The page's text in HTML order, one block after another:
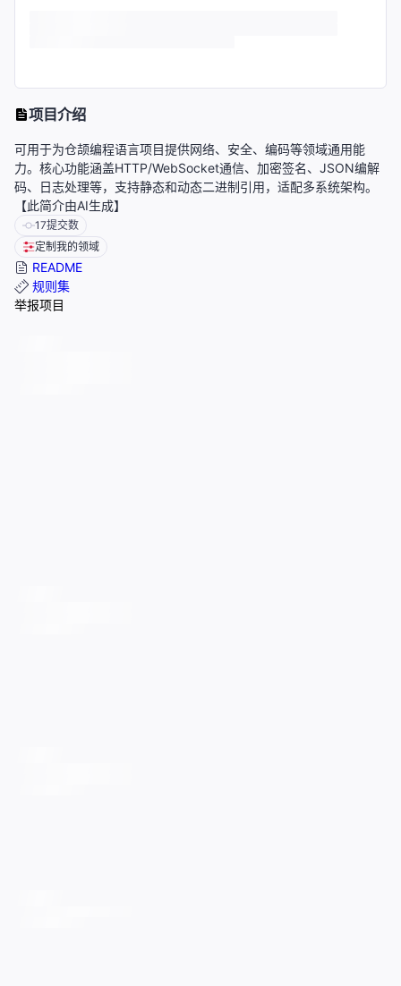
项目介绍
可用于为仓颉编程语言项目提供网络、安全、编码等领域通用能
力。核心功能涵盖HTTP/WebSocket通信、加密签名、JSON编解
码、日志处理等，支持静态和动态二进制引用，适配多系统架构。
【此简介由AI生成】
17提交数
定制我的领域
README
规则集
举报项目